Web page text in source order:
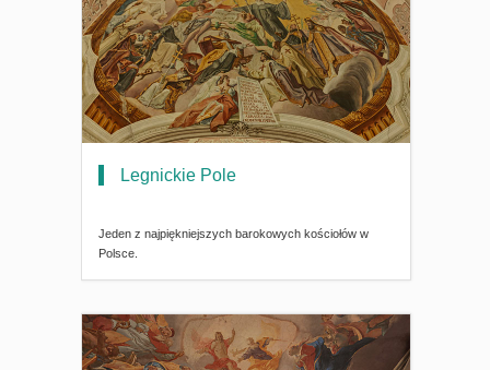
Legnickie Pole
Jeden z najpiękniejszych barokowych kościołów w
Polsce.